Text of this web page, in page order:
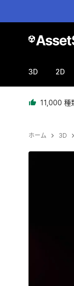
3D 2D
11,000 種
ホーム 3D